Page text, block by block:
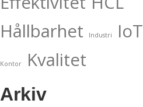
Hållbarhet
Industri IoT
Kontor Kvalitet
Arkiv